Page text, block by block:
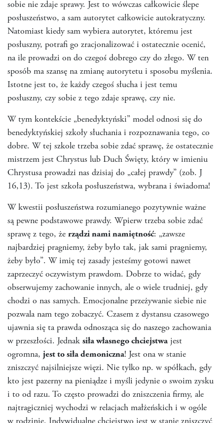
sobie nie zdaje sprawy. Jest to wówczas całkowicie ślepe
posłuszeństwo, a sam autorytet całkowicie autokratyczny.
Natomiast kiedy sam wybiera autorytet, któremu jest
posłuszny, potrafi go zracjonalizować i ostatecznie ocenić,
na ile prowadzi on do czegoś dobrego czy do złego. W ten
sposób ma szansę na zmianę autorytetu i sposobu myślenia.
Istotne jest to, że każdy czegoś słucha i jest temu
posłuszny, czy sobie z tego zdaje sprawę, czy nie.
W tym kontekście „benedyktyński” model odnosi się do
benedyktyńskiej szkoły słuchania i rozpoznawania tego, co
dobre. W tej szkole trzeba sobie zdać sprawę, że ostatecznie
mistrzem jest Chrystus lub Duch Święty, który w imieniu
Chrystusa prowadzi nas dzisiaj do „całej prawdy” (zob. J
16,13). To jest szkoła posłuszeństwa, wybrana i świadoma!
W kwestii posłuszeństwa rozumianego pozytywnie ważne
są pewne podstawowe prawdy. Wpierw trzeba sobie zdać
sprawę z tego, że rządzi nami namiętność: „zawsze
najbardziej pragniemy, żeby było tak, jak sami pragniemy,
żeby było”. W imię tej zasady jesteśmy gotowi nawet
zaprzeczyć oczywistym prawdom. Dobrze to widać, gdy
obserwujemy zachowanie innych, ale o wiele trudniej, gdy
chodzi o nas samych. Emocjonalne przeżywanie siebie nie
pozwala nam tego zobaczyć. Czasem z dystansu czasowego
ujawnia się ta prawda odnosząca się do naszego zachowania
w przeszłości. Jednak siła własnego chciejstwa jest
ogromna, jest to siła demoniczna! Jest ona w stanie
zniszczyć najsilniejsze więzi. Nie tylko np. w spółkach, gdy
kto jest pazerny na pieniądze i myśli jedynie o swoim zysku
i to od razu. To często prowadzi do zniszczenia firmy, ale
najtragiczniej wychodzi w relacjach małżeńskich i w ogóle